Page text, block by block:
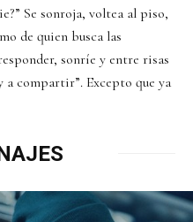
Se sonroja, voltea al piso,
de quien busca las
sonríe y entre risas
a compartir”. Excepto que ya